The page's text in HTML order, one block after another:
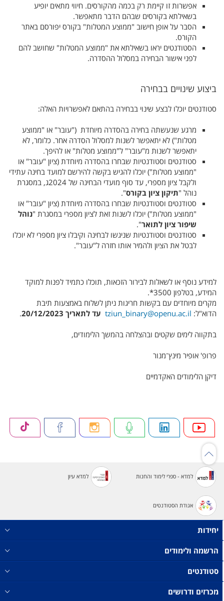
אפשרות זו קיימת רק בכמה מהקורסים. חיווי מתאים יופיע
בשאילתא בקורסים שבהם הדבר מתאפשר.
הסבר על אופן חישוב "ממוצע המטלות" בקורס יפורסם באתר
הקורס.
הסטודנטים יראו בשאילתא את "ממוצע המטלות" שחושב להם
לפני אישור הבחירה במסלול ההסדרה.
ביצוע שינויים בבחירה
סטודנטים יוכלו לבצע שינוי בבחירה בהתאם לאפשרויות האלה:
מרגע שנעשתה בחירה בהסדרה מיוחדת ("עובר" או "ממוצע
מטלות") לא יתאפשר לשנות למסלול הסדרה אחר. כלומר, לא
יתאפשר לשנות מ"עובר" ל"ממוצע מטלות" או להיפך.
סטודנטים וסטודנטיות שבחרו בהסדרה מיוחדת (ציון "עובר" או
"ממוצע מטלות") יוכלו להגיש בקשה להירשם למועד בחינה עתידי
ולקבל ציון מספרי, עד סוף מועדי הבחינה של 2024ג, במסגרת
נוהל "תיקון ציון בקורס".
סטודנטים וסטודנטיות שבחרו בהסדרה מיוחדת (ציון "עובר" או
"ממוצע מטלות") יוכלו לשנות זאת לציון מספרי במסגרת "נוהל
שיפור ציון לתואר".
סטודנטים וסטודנטיות שניגשו לבחינה וקיבלו ציון מספרי לא יוכלו
לבטל את הציון ולהמיר אותו חזרה ל"עובר".
למידע נוסף או לשאלות לבירור הזכאות, תוכלו כתמיד לפנות למוקד
המידע, בטלפון 3500*.
מקרים מיוחדים עם בקשות חריגות ניתן לשלוח באמצעות תיבת
הדוא"ל: tziun_binary@openu.ac.il עד לתאריך 20/12/2023 .
בתקווה לימים שקטים ובהצלחה בהמשך הלימודים,
פרופ' אופיר מינץ־מנור
דיקן הלימודים האקדמיים
למדא - ספרי לימוד והחנות למדא עיון
אגודת הסטודנטים
יחידות
הרשמה ולימודים
סטודנטים
מכרזים ודרושים